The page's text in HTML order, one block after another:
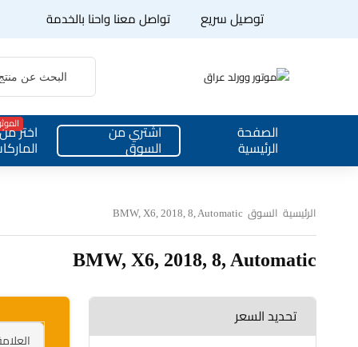
توصيل سريع تواصل معنا واحنا بالخدمة
الصفحة
الرئيسية
اشتري من
السوق
اختر من
الرئيسية السوق BMW, X6, 2018, 8, Automatic
BMW, X6, 2018, 8, Automatic
تحديد السعر